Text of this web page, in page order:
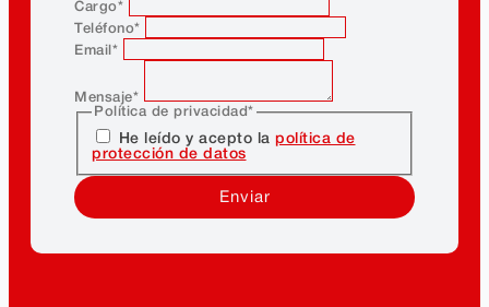
Cargo*
Teléfono*
Email *
Mensaje*
Política de privacidad*
He leído y acepto la política de
protección de datos
Enviar